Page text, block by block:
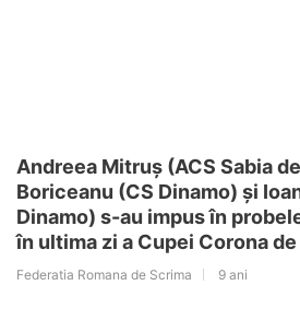
Andreea Mitruș (ACS Sabia
Boriceanu (CS Dinamo) și
Dinamo) s-au impus în
în ultima zi a Cupei Corona
Federatia Romana de Scrima 9 ani